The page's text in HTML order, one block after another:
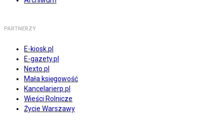
PARTNERZY
E-kiosk.pl
E-gazety.pl
Nexto.pl
Mała księgowość
Kancelarierp.pl
Wieści Rolnicze
Życie Warszawy